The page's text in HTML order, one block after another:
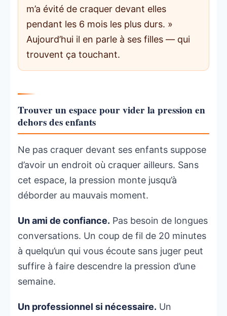
m’a évité de craquer devant elles
pendant les 6 mois les plus durs. »
Aujourd’hui il en parle à ses filles — qui
trouvent ça touchant.
Trouver un espace pour vider la pression en
dehors des enfants
Ne pas craquer devant ses enfants suppose
d’avoir un endroit où craquer ailleurs. Sans
cet espace, la pression monte jusqu’à
déborder au mauvais moment.
Un ami de confiance. Pas besoin de longues
conversations. Un coup de fil de 20 minutes
à quelqu’un qui vous écoute sans juger peut
suffire à faire descendre la pression d’une
semaine.
Un professionnel si nécessaire. Un